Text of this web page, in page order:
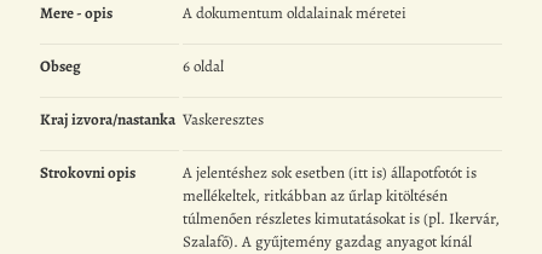
Mere - opis A dokumentum oldalainak méretei
Obseg 6 oldal
Kraj izvora/nastanka Vaskeresztes
Strokovni opis
A jelentéshez sok esetben (itt is) állapotfotót is
mellékeltek, ritkábban az űrlap kitöltésén
túlmenően részletes kimutatásokat is (pl. Ikervár,
Szalafő). A gyűjtemény gazdag anyagot kínál